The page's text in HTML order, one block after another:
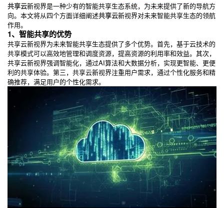
共享云新视界是一种少有的智能共享生态系统，为未来提供了新的导航方
向。本文将从四个方面详细阐述共享云新视界对未来智能共享生态的领航
作用。
1、智能共享的优势
共享云新视界为未来智能共享生态提供了多个优势。首先，基于云技术的
共享模式可以高效地管理和调度资源，提高资源的利用率和效益。其次，
共享云新视界强调智能化，通过AI算法和大数据分析，实现更智能、更便
利的共享体验。第三，共享云新视界注重用户需求，通过个性化服务和精
确推荐，满足用户的个性化需求。